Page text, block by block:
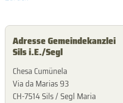
Adresse Gemeindekanzlei
Sils i.E./Segl
Chesa Cumünela
Via da Marias 93
CH-7514 Sils / Segl Maria